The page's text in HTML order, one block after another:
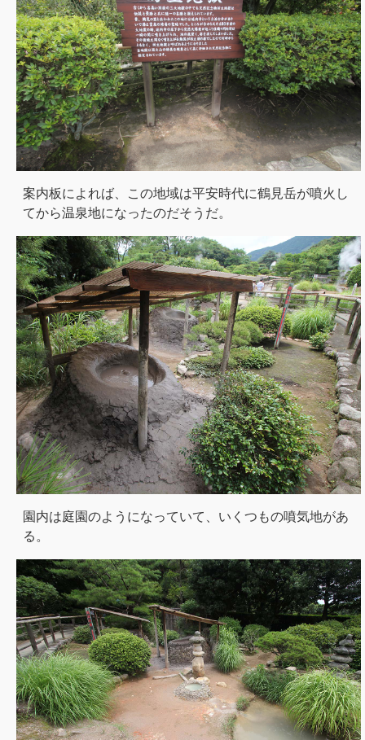
案内板によれば、この地域は平安時代に鶴見岳が噴火し
てから温泉地になったのだそうだ。
園内は庭園のようになっていて、いくつもの噴気地があ
る。